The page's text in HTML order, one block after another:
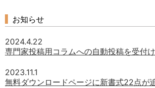
お知らせ
2024.4.22
専門家投稿用コラムへの自動投稿を受付
2023.11.1
無料ダウンロードページに新書式22点が